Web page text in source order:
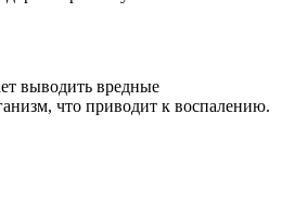
выводить вредные
что приводит к воспалению.